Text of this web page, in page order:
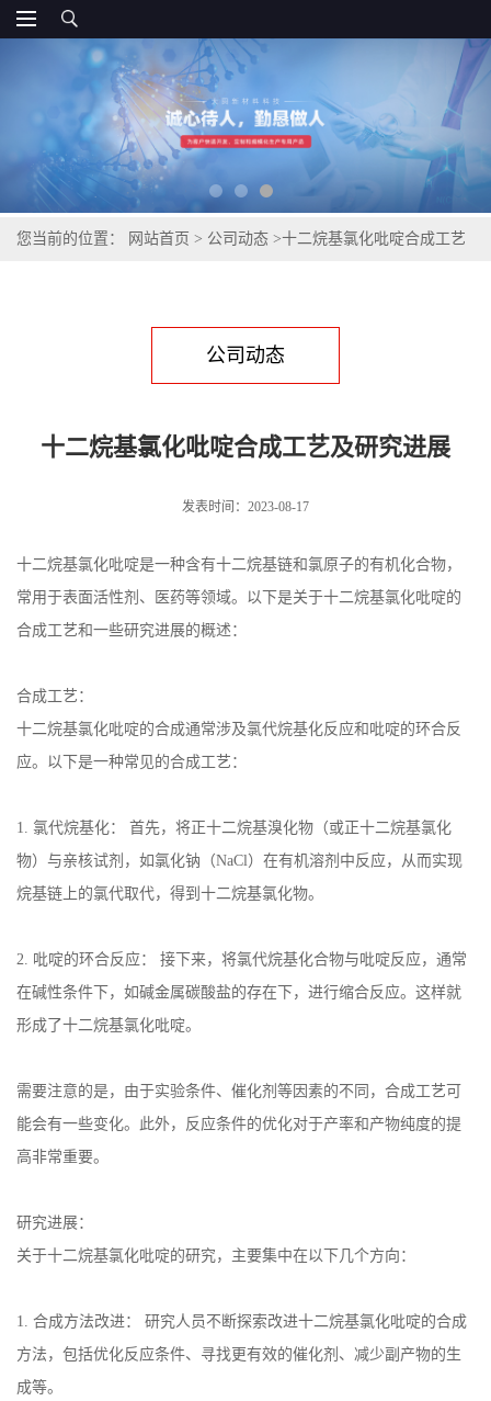
您当前的位置： 网站首页 > 公司动态 >十二烷基氯化吡啶合成工艺
公司动态
十二烷基氯化吡啶合成工艺及研究进展
发表时间：2023-08-17
十二烷基氯化吡啶是一种含有十二烷基链和氯原子的有机化合物，
常用于表面活性剂、医药等领域。以下是关于十二烷基氯化吡啶的
合成工艺和一些研究进展的概述：
合成工艺：
十二烷基氯化吡啶的合成通常涉及氯代烷基化反应和吡啶的环合反
应。以下是一种常见的合成工艺：
1. 氯代烷基化： 首先，将正十二烷基溴化物（或正十二烷基氯化
物）与亲核试剂，如氯化钠（NaCl）在有机溶剂中反应，从而实现
烷基链上的氯代取代，得到十二烷基氯化物。
2. 吡啶的环合反应： 接下来，将氯代烷基化合物与吡啶反应，通常
在碱性条件下，如碱金属碳酸盐的存在下，进行缩合反应。这样就
形成了十二烷基氯化吡啶。
需要注意的是，由于实验条件、催化剂等因素的不同，合成工艺可
能会有一些变化。此外，反应条件的优化对于产率和产物纯度的提
高非常重要。
研究进展：
关于十二烷基氯化吡啶的研究，主要集中在以下几个方向：
1. 合成方法改进： 研究人员不断探索改进十二烷基氯化吡啶的合成
方法，包括优化反应条件、寻找更有效的催化剂、减少副产物的生
成等。